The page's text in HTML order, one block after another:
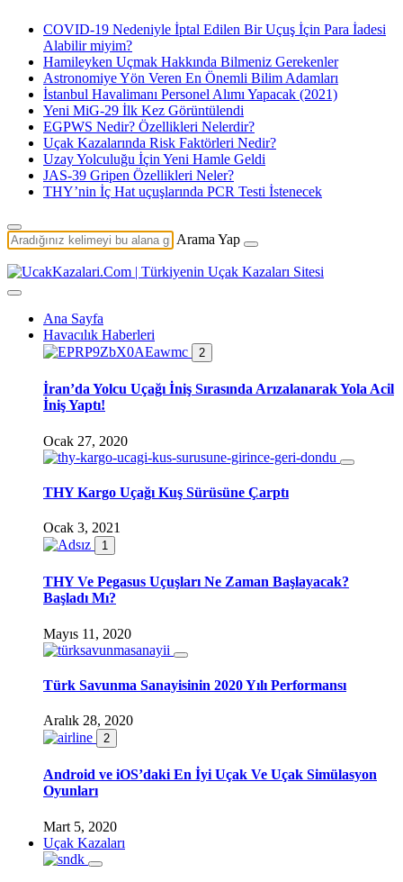
COVID-19 Nedeniyle İptal Edilen Bir Uçuş İçin Para İadesi
Alabilir miyim?
Hamileyken Uçmak Hakkında Bilmeniz Gerekenler
Astronomiye Yön Veren En Önemli Bilim Adamları
İstanbul Havalimanı Personel Alımı Yapacak (2021)
Yeni MiG-29 İlk Kez Görüntülendi
EGPWS Nedir? Özellikleri Nelerdir?
Uçak Kazalarında Risk Faktörleri Nedir?
Uzay Yolculuğu İçin Yeni Hamle Geldi
JAS-39 Gripen Özellikleri Neler?
THY’nin İç Hat uçuşlarında PCR Testi İstenecek
Arama Yap
Ana Sayfa
Havacılık Haberleri
2
İran’da Yolcu Uçağı İniş Sırasında Arızalanarak Yola Acil
İniş Yaptı!
Ocak 27, 2020
THY Kargo Uçağı Kuş Sürüsüne Çarptı
Ocak 3, 2021
1
THY Ve Pegasus Uçuşları Ne Zaman Başlayacak?
Başladı Mı?
Mayıs 11, 2020
Türk Savunma Sanayisinin 2020 Yılı Performansı
Aralık 28, 2020
2
Android ve iOS’daki En İyi Uçak Ve Uçak Simülasyon
Oyunları
Mart 5, 2020
Uçak Kazaları